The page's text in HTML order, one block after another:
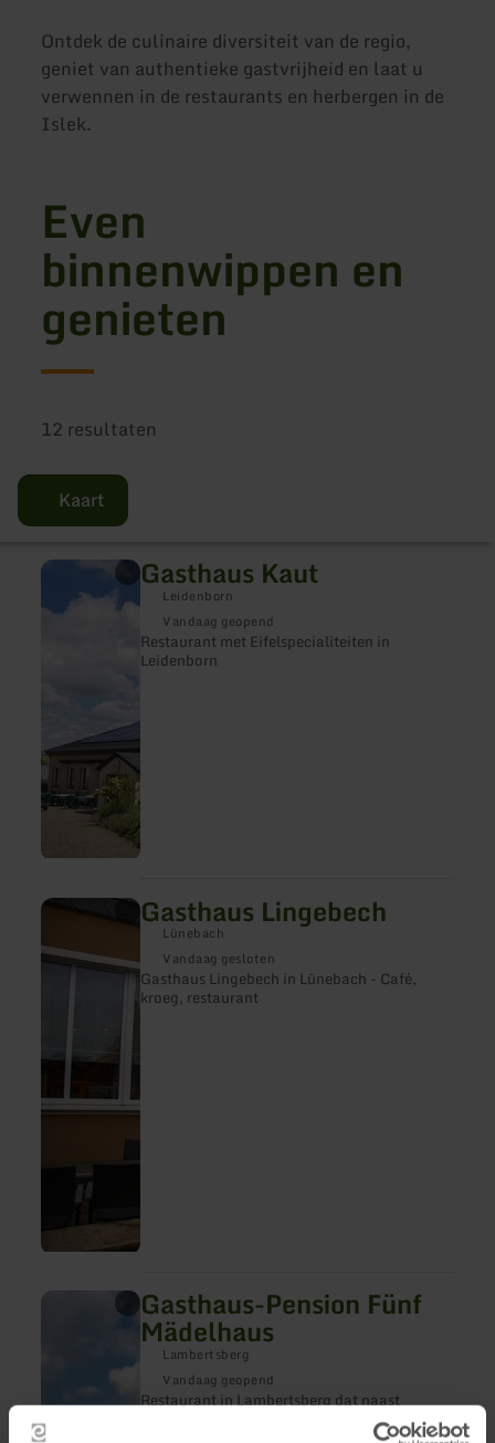
Ontdek de culinaire diversiteit van de regio,
geniet van authentieke gastvrijheid en laat u
verwennen in de restaurants en herbergen in de
Islek.
Even
binnenwippen en
genieten
12 resultaten
Kaart
Gasthaus Kaut
Leidenborn
Vandaag geopend
Restaurant met Eifelspecialiteiten in
Leidenborn
meer
over:
Gasthaus
Gasthaus Lingebech
Lünebach
Vandaag gesloten
Gasthaus Lingebech in Lünebach - Café,
kroeg, restaurant
meer
informatie
Gasthaus
Gasthaus-Pension Fünf
Mädelhaus
Lambertsberg
Vandaag geopend
Restaurant in Lambertsberg dat naast
rustieke of landelijke gerechten ook
specialiteiten op maat aanbiedt als feestelijk
meer
Mädelhaus